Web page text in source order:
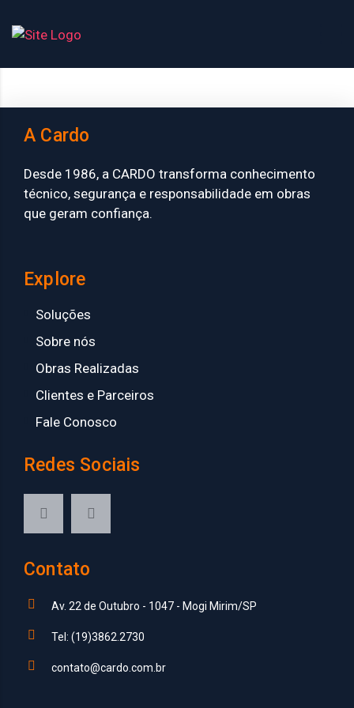
A Cardo
Desde 1986, a CARDO transforma conhecimento
técnico, segurança e responsabilidade em obras
que geram confiança.
Explore
Soluções
Sobre nós
Obras Realizadas
Clientes e Parceiros
Fale Conosco
Redes Sociais
Contato
Av. 22 de Outubro - 1047 - Mogi Mirim/SP
Tel: (19)3862.2730
contato@cardo.com.br